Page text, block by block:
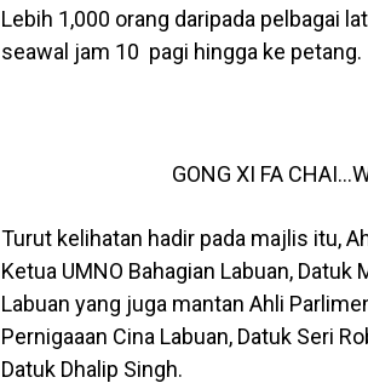
Lebih 1,000 orang daripada pelbagai
seawal jam 10 pagi hingga ke petang.
GONG XI FA
Turut kelihatan hadir pada majlis itu,
Ketua UMNO Bahagian Labuan,
Labuan yang juga mantan Ahli
Pernigaaan Cina Labuan, Datuk Seri
Datuk Dhalip Singh.